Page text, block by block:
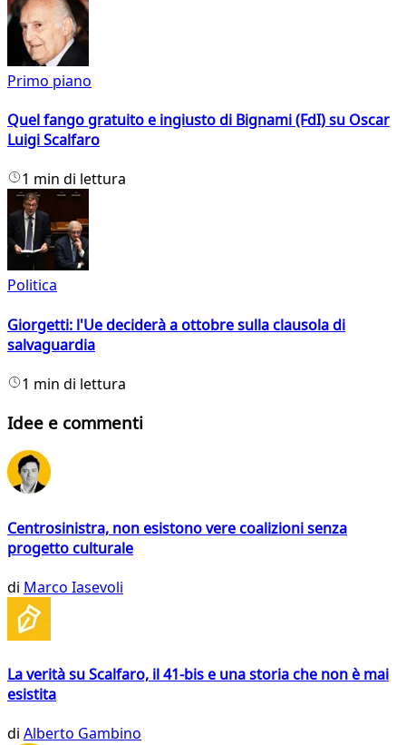
Primo piano
Quel fango gratuito e ingiusto di Bignami (FdI) su Oscar
Luigi Scalfaro
1 min di lettura
Politica
Giorgetti: l'Ue deciderà a ottobre sulla clausola di
salvaguardia
1 min di lettura
Idee e commenti
Centrosinistra, non esistono vere coalizioni senza
progetto culturale
di Marco Iasevoli
La verità su Scalfaro, il 41-bis e una storia che non è mai
esistita
di Alberto Gambino